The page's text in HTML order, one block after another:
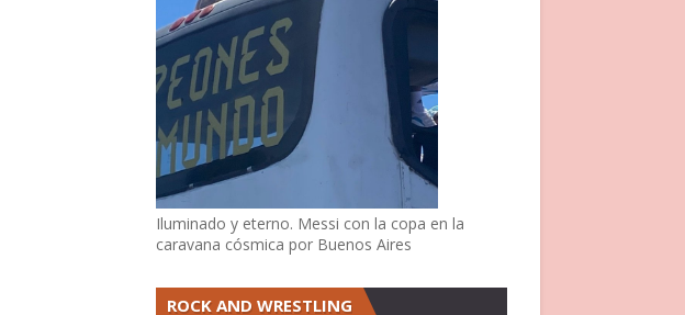
Iluminado y eterno. Messi con la copa en la
caravana cósmica por Buenos Aires
ROCK AND WRESTLING